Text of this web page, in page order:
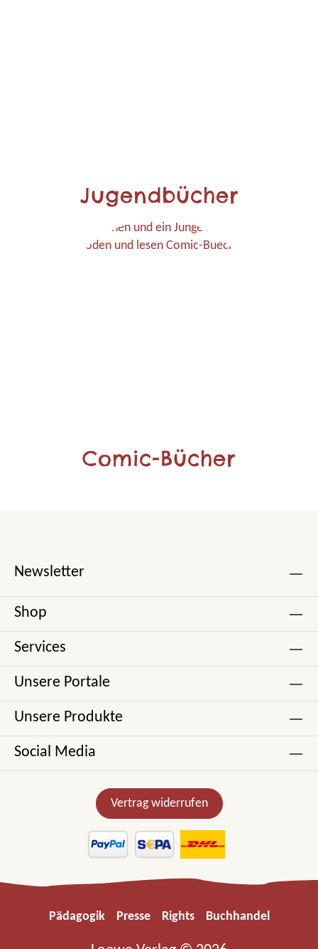
Jugendbücher
Comic-Bücher
Newsletter
Shop
Services
Unsere Portale
Unsere Produkte
Social Media
Vertrag widerrufen
Pädagogik Presse Rights Buchhandel